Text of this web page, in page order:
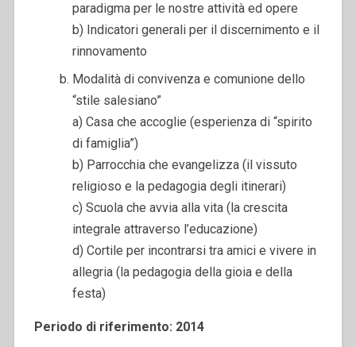
paradigma per le nostre attività ed opere
b) Indicatori generali per il discernimento e il
rinnovamento
Modalità di convivenza e comunione dello
“stile salesiano”
a) Casa che accoglie (esperienza di “spirito
di famiglia”)
b) Parrocchia che evangelizza (il vissuto
religioso e la pedagogia degli itinerari)
c) Scuola che avvia alla vita (la crescita
integrale attraverso l’educazione)
d) Cortile per incontrarsi tra amici e vivere in
allegria (la pedagogia della gioia e della
festa)
Periodo di riferimento: 2014